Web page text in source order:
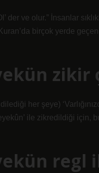
der ve olur.” İnsanlar
birçok yerde
zikir
her şeye)
ile zikredildiği için,
regl